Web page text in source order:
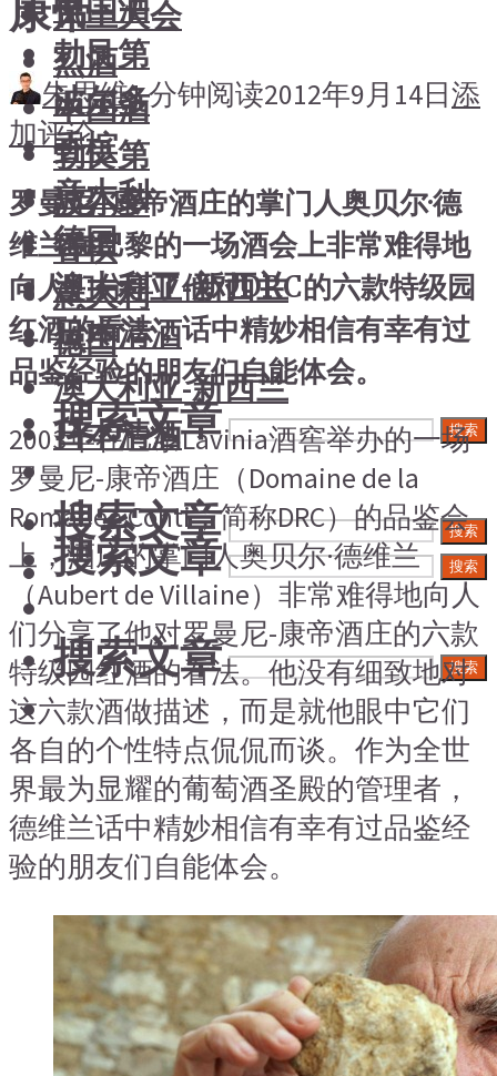
勃艮第
波尔多
香槟
意大利
德国
澳大利亚-新西兰
日本清酒
搜索文章 搜索
搜索文章 搜索
风土大会
烈酒
中国酒
勃艮第
波尔多
香槟
意大利
德国
澳大利亚-新西兰
日本清酒
搜索文章 搜索
搜索文章 搜索
康帝
朱思维1 分钟阅读2012年9月14日添
加评论
罗曼尼-康帝酒庄的掌门人奥贝尔·德
维兰在巴黎的一场酒会上非常难得地
向人们分享了他对DRC的六款特级园
红酒的看法，话中精妙相信有幸有过
品鉴经验的朋友们自能体会。
2003年在巴黎Lavinia酒窖举办的一场
罗曼尼-康帝酒庄（Domaine de la
Romanée Conti，简称DRC）的品鉴会
上，酒庄的掌门人奥贝尔·德维兰
（Aubert de Villaine）非常难得地向人
们分享了他对罗曼尼-康帝酒庄的六款
特级园红酒的看法。他没有细致地对
这六款酒做描述，而是就他眼中它们
各自的个性特点侃侃而谈。作为全世
界最为显耀的葡萄酒圣殿的管理者，
德维兰话中精妙相信有幸有过品鉴经
验的朋友们自能体会。